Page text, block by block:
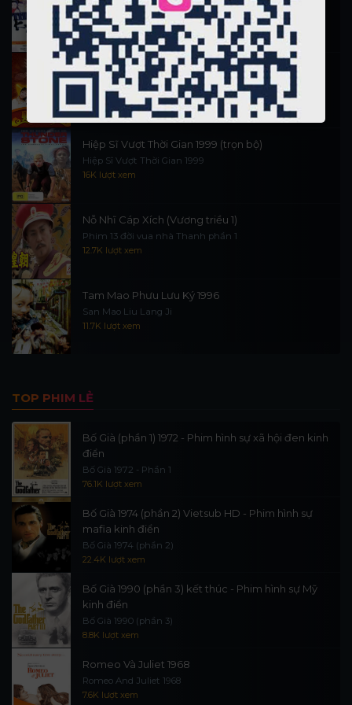
施公奇案 1997
89.9K lượt xem
Thần Tài Đến 1999
Thần Tài Truyền Kỳ 1999
16.5K lượt xem
Hiệp Sĩ Vượt Thời Gian 1999 (trọn bộ)
Hiệp Sĩ Vượt Thời Gian 1999
16K lượt xem
Nỗ Nhĩ Cáp Xích (Vương triều 1)
Phim 13 đời vua nhà Thanh phần 1
12.7K lượt xem
Tam Mao Phưu Lưu Ký 1996
San Mao Liu Lang Ji
11.7K lượt xem
TOP PHIM LẺ
Bố Già (phần 1) 1972 - Phim hình sự xã hội đen kinh
điển
Bố Già 1972 - Phần 1
76.1K lượt xem
Bố Già 1974 (phần 2) Vietsub HD - Phim hình sự
mafia kinh điển
Bố Già 1974 (phần 2)
22.4K lượt xem
Bố Già 1990 (phần 3) kết thúc - Phim hình sự Mỹ
kinh điển
Bố Già 1990 (phần 3)
8.8K lượt xem
Romeo Và Juliet 1968
Romeo And Juliet 1968
7.6K lượt xem